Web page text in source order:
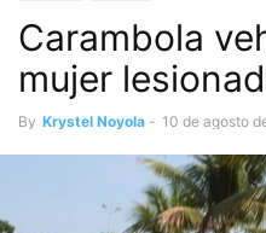
Carambola
mujer
By Krystel Noyola - 10 de agosto